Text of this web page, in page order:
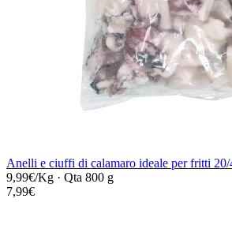
Anelli e ciuffi di calamaro ideale per fritti
9,99€/Kg · Qta 800 g
7,99€